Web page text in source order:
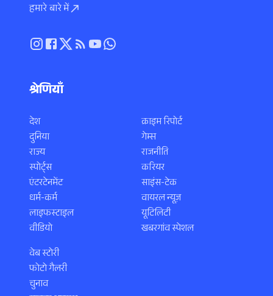
हमारे बारे में
श्रेणियाँ
देश
दुनिया
राज्य
स्पोर्ट्स
एंटरटेनमेंट
धर्म-कर्म
लाइफस्टाइल
वीडियो
क्राइम रिपोर्ट
गेम्स
राजनीति
करियर
साइंस-टेक
वायरल न्यूज़
यूटिलिटी
खबरगांव स्पेशल
वेब स्टोरी
फोटो गैलरी
चुनाव